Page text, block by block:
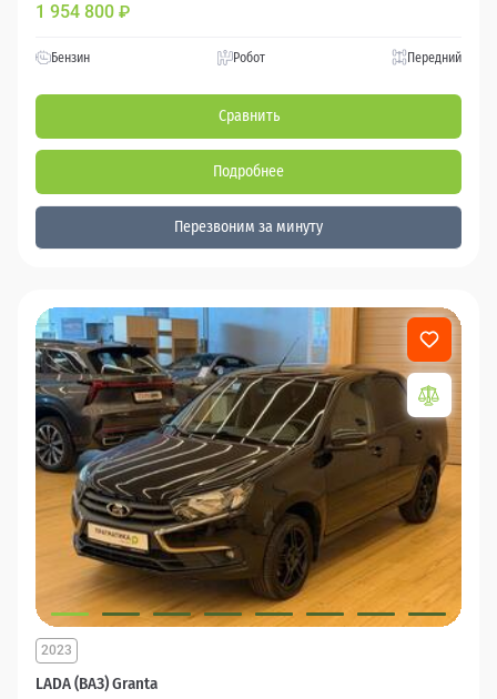
1 954 800 ₽
Бензин Робот Передний
Сравнить
Подробнее
Перезвоним за минуту
LADA (ВАЗ) Granta
2023